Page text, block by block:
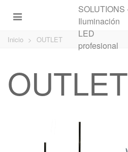
Inicio > OUTLET
OUTLET